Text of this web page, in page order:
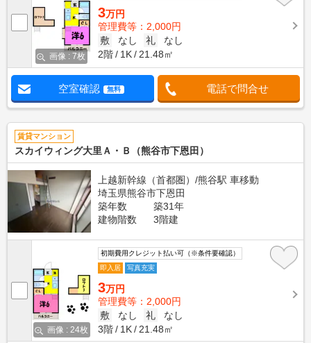
画像 : 7枚
3万円
管理費等：2,000円
敷
なし 礼
なし
2階
1K 21.48㎡
空室確認 無料 電話で問合せ
賃貸マンション
スカイウィング大里Ａ・Ｂ（熊谷市下恩田）
上越新幹線（首都圏）/熊谷駅 車移動
埼玉県熊谷市下恩田
築年数
築31年
建物階数
3階建
画像 : 24枚
初期費用クレジット払い可（※条件要確認）
即入居
写真充実
3万円
管理費等：2,000円
敷
なし 礼
なし
3階
1K 21.48㎡